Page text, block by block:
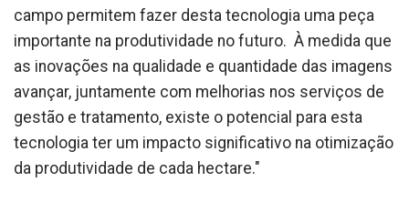
campo permitem fazer desta tecnologia uma peça
importante na produtividade no futuro. À medida que
as inovações na qualidade e quantidade das imagens
avançar, juntamente com melhorias nos serviços de
gestão e tratamento, existe o potencial para esta
tecnologia ter um impacto significativo na otimização
da produtividade de cada hectare."